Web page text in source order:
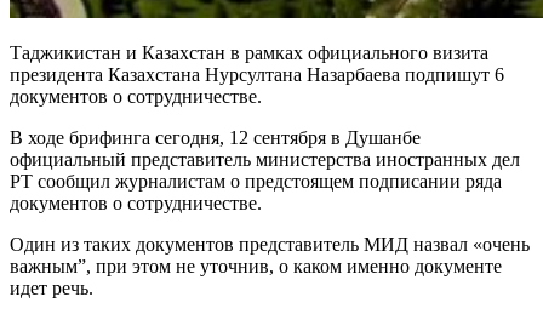
Таджикистан и Казахстан в рамках официального визита
президента Казахстана Нурсултана Назарбаева подпишут 6
документов о сотрудничестве.
В ходе брифинга сегодня, 12 сентября в Душанбе
официальный представитель министерства иностранных дел
РТ сообщил журналистам о предстоящем подписании ряда
документов о сотрудничестве.
Один из таких документов представитель МИД назвал «очень
важным”, при этом не уточнив, о каком именно документе
идет речь.